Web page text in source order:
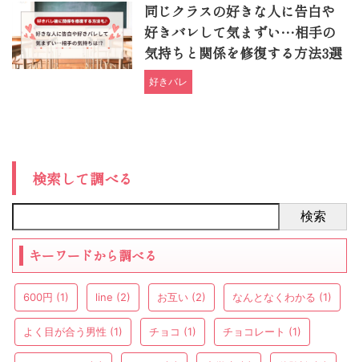
同じクラスの好きな人に告白や
好きバレして気まずい…相手の
気持ちと関係を修復する方法3選
好きバレ
検索して調べる
検索
キーワードから調べる
600円 (1) line (2) お互い (2) なんとなくわかる (1)
よく目が合う男性 (1) チョコ (1) チョコレート (1)